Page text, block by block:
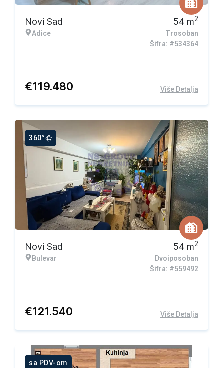
Novi Sad
Adice
54 m2
Trosoban
Šifra: #534364
€119.480 Više Detalja
360°
Novi Sad
Bulevar
54 m2
Dvoiposoban
Šifra: #559492
€121.540 Više Detalja
sa PDV-om